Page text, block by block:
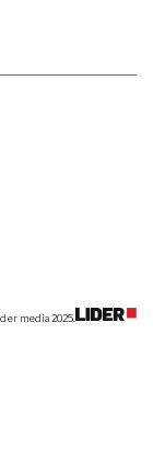
media 2025.